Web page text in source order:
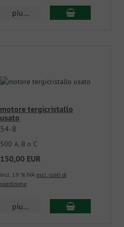
piu...
motore tergicristallo
usato
54-8
500 A, B o C
150,00 EUR
incl. 19 % IVA escl. costi di
spedizione
piu...